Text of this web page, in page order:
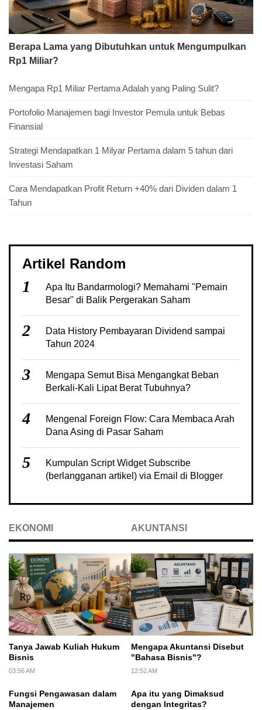
Berapa Lama yang Dibutuhkan untuk Mengumpulkan
Rp1 Miliar?
Mengapa Rp1 Miliar Pertama Adalah yang Paling Sulit?
Portofolio Manajemen bagi Investor Pemula untuk Bebas
Finansial
Strategi Mendapatkan 1 Milyar Pertama dalam 5 tahun dari
Investasi Saham
Cara Mendapatkan Profit Return +40% dari Dividen dalam 1
Tahun
Artikel Random
1
Apa Itu Bandarmologi? Memahami "Pemain
Besar" di Balik Pergerakan Saham
2
Data History Pembayaran Dividend sampai
Tahun 2024
3
Mengapa Semut Bisa Mengangkat Beban
Berkali-Kali Lipat Berat Tubuhnya?
4
Mengenal Foreign Flow: Cara Membaca Arah
Dana Asing di Pasar Saham
5
Kumpulan Script Widget Subscribe
(berlangganan artikel) via Email di Blogger
EKONOMI
Tanya Jawab Kuliah Hukum
Bisnis
03:56 AM
Fungsi Pengawasan dalam
Manajemen
AKUNTANSI
Mengapa Akuntansi Disebut
"Bahasa Bisnis"?
12:52 AM
Apa itu yang Dimaksud
dengan Integritas?